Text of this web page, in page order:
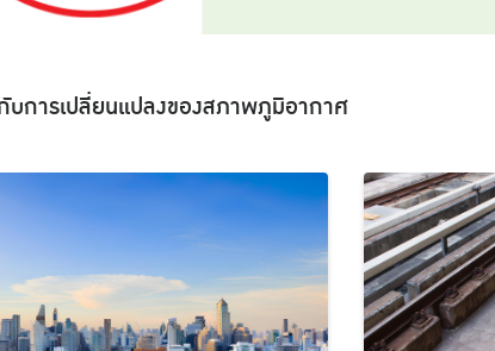
บการเปลี่ยนแปลงของสภาพภูมิอากาศ